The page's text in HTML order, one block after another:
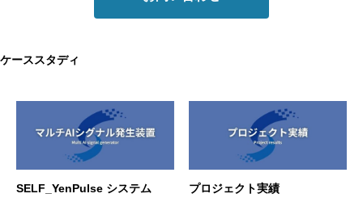
ケーススタディ
SELF_YenPulse システム プロジェクト実績